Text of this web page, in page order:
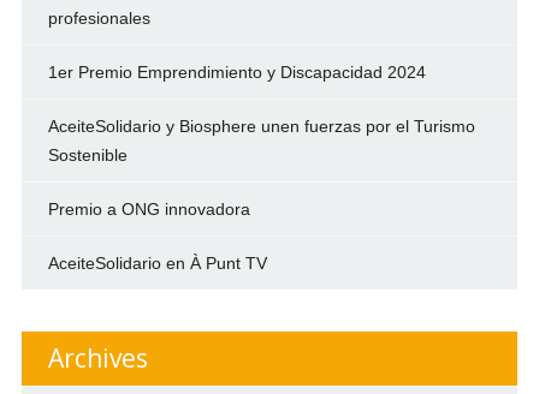
profesionales
1er Premio Emprendimiento y Discapacidad 2024
AceiteSolidario y Biosphere unen fuerzas por el Turismo
Sostenible
Premio a ONG innovadora
AceiteSolidario en À Punt TV
Archives